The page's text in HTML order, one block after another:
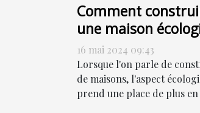
Comment
une maison
sans sacrifier le
16 mai 2024 09:43
Lorsque l'on parle de
de maisons, l'aspect
prend une place de plus en